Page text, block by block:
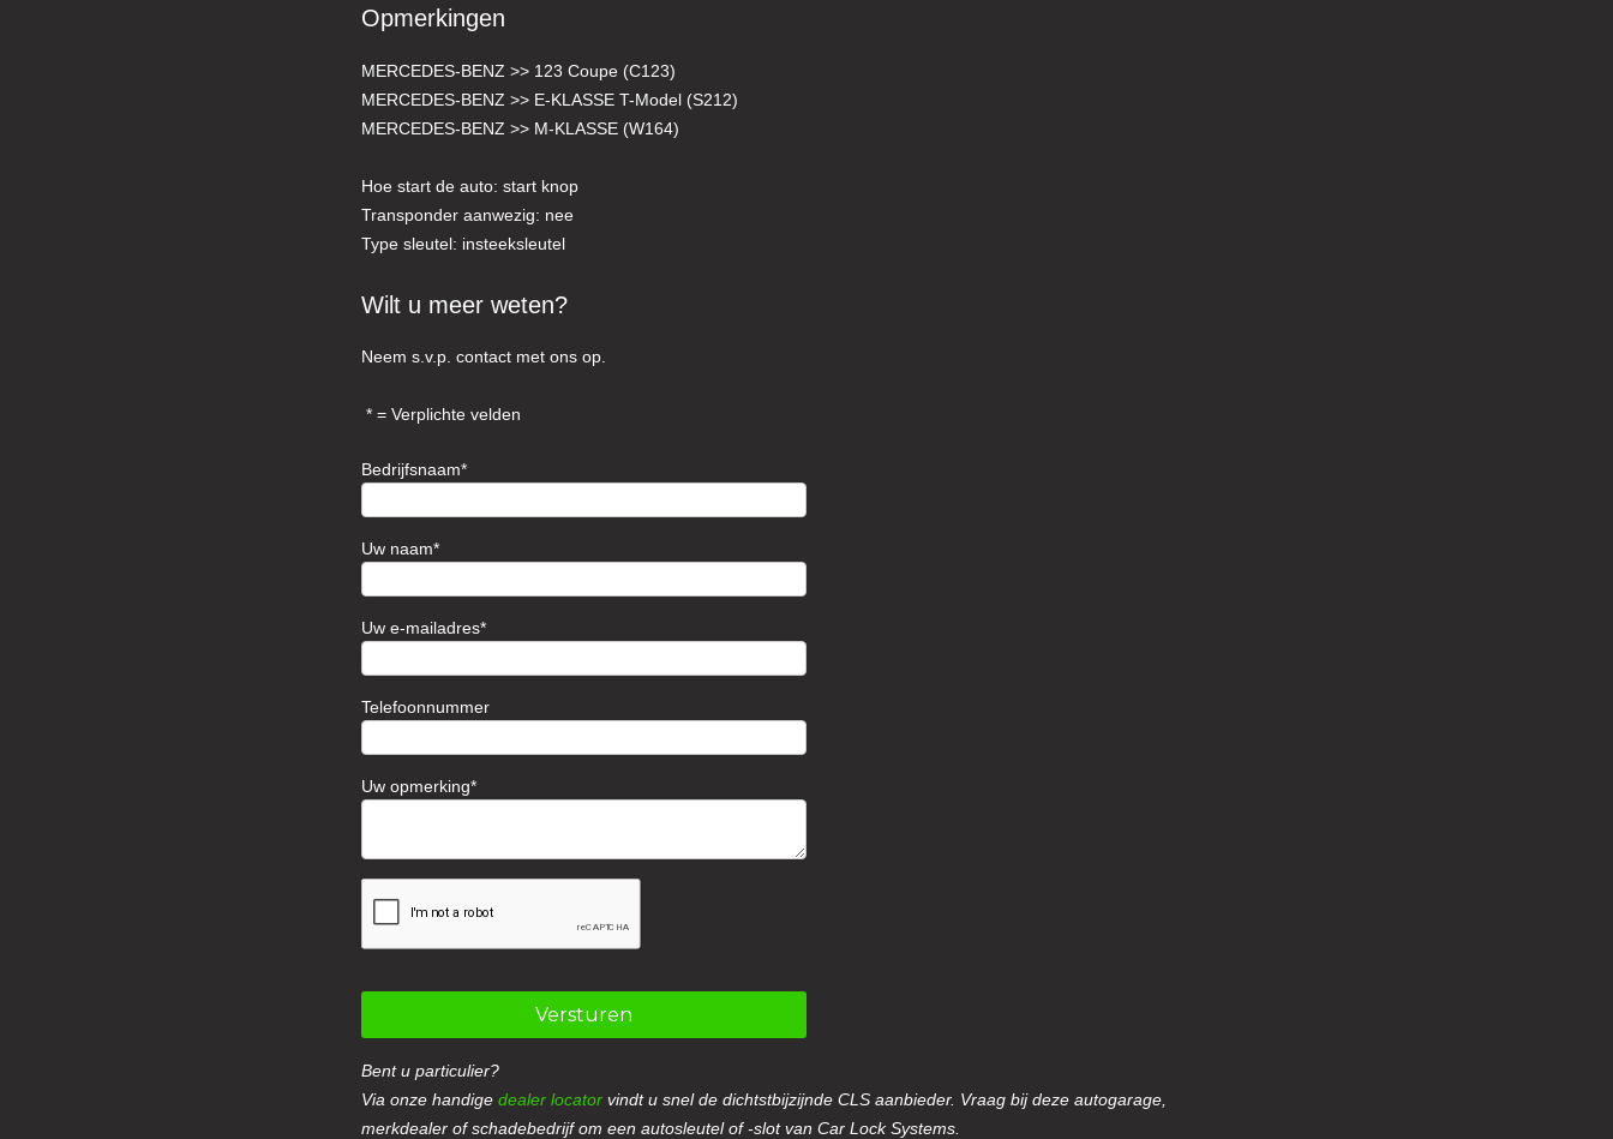
Opmerkingen
MERCEDES-BENZ >> 123 Coupe (C123)
MERCEDES-BENZ >> E-KLASSE T-Model (S212)
MERCEDES-BENZ >> M-KLASSE (W164)
Hoe start de auto: start knop
Transponder aanwezig: nee
Type sleutel: insteeksleutel
Wilt u meer weten?
Neem s.v.p. contact met ons op.
= Verplichte velden
Bedrijfsnaam
Uw naam
Uw e-mailadres
Telefoonnummer
Uw opmerking
Versturen
Bent u particulier?
Via onze handigedealer locator vindt u snel de dichtstbijzijnde CLS aanbieder. Vraag bij deze autogarage,
merkdealer of schadebedrijf om een autosleutel of -slot van Car Lock Systems.